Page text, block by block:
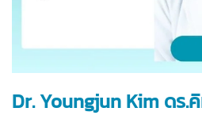
Dr. Youngjun Kim ดร.